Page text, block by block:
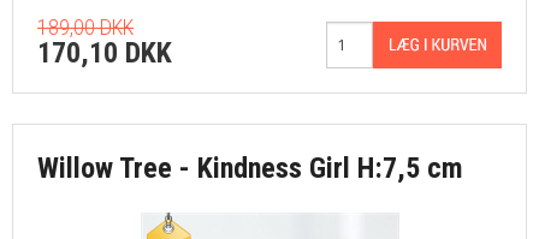
189,00 DKK
170,10 DKK
Willow Tree - Kindness Girl H:7,5 cm